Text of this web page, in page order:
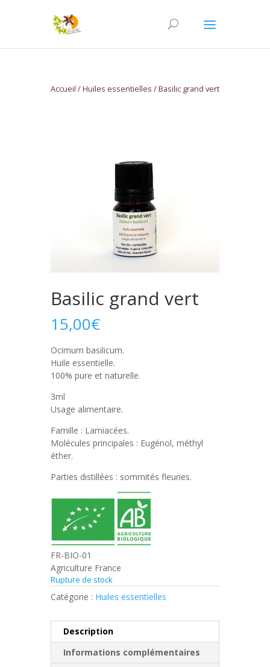
Accueil /Huiles essentielles / Basilic grand vert
Basilic grand vert
15,00€
Ocimum basilicum.
Huile essentielle.
100% pure et naturelle.
3ml
Usage alimentaire.
Famille : Lamiacées.
Molécules principales : Eugénol, méthyl
éther.
Parties distillées : sommités fleuries.
FR-BIO-01
Agriculture France
Rupture de stock
Catégorie : Huiles essentielles
Description
Informations complémentaires